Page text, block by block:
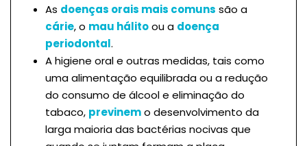
As doenças orais mais comuns são a
cárie, o mau hálitoou a doença
periodontal.
A higiene oral e outras medidas, tais como
uma alimentação equilibrada ou a redução
do consumo de álcool e eliminação do
tabaco, previnemo desenvolvimento da
larga maioria das bactérias nocivas que